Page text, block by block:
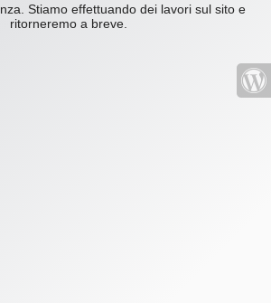
Stiamo effettuando dei lavori sul sito e
ritorneremo a breve.